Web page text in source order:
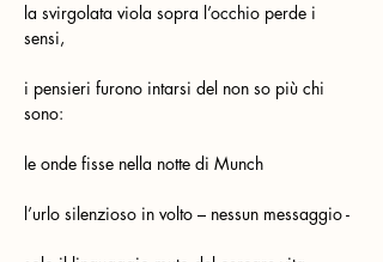
la svirgolata viola sopra l’occhio perde i
sensi,
i pensieri furono intarsi del non so più chi
sono:
le onde fisse nella notte di Munch
l’urlo silenzioso in volto – nessun messaggio -